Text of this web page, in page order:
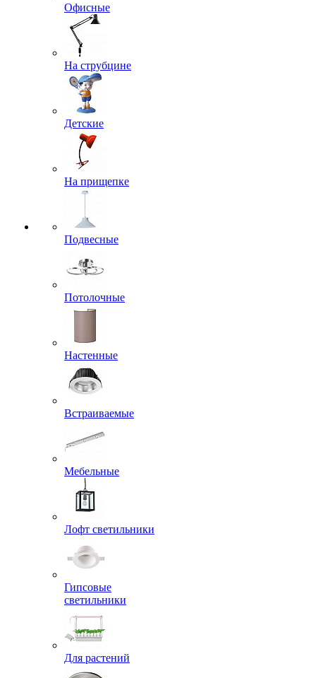
Офисные
На струбцине
Детские
На прищепке
Подвесные
Потолочные
Настенные
Встраиваемые
Мебельные
Лофт светильники
Гипсовые
светильники
Для растений